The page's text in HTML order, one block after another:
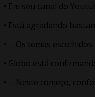
• Em seu canal do
• Está agradando
• … Os temas
• Globo está
• … Neste começo,